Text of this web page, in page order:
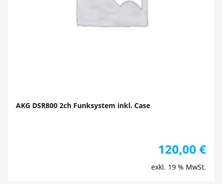
AKG DSR800 2ch Funksystem inkl. Case
120,00 €
exkl. 19 % MwSt.